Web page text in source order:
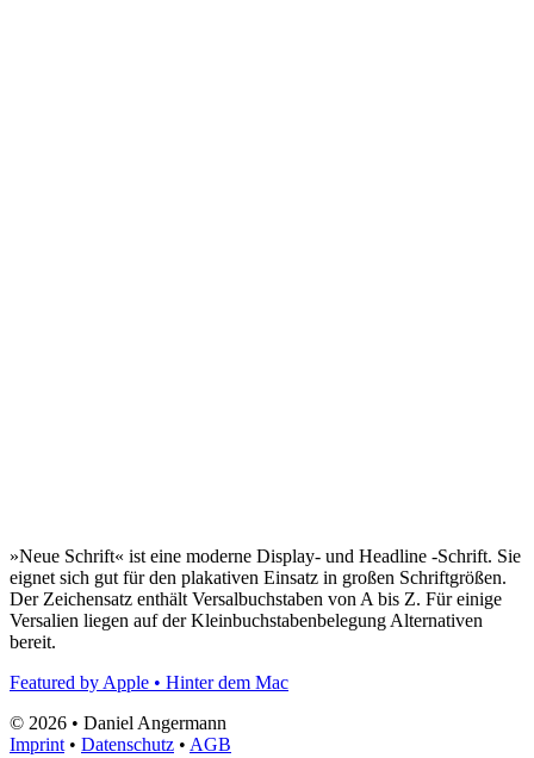
»Neue Schrift« ist eine moderne Display- und Headline -Schrift. Sie
eignet sich gut für den plakativen Einsatz in großen Schriftgrößen.
Der Zeichensatz enthält Versalbuchstaben von A bis Z. Für einige
Versalien liegen auf der Kleinbuchstabenbelegung Alternativen
bereit.
Featured by Apple • Hinter dem Mac
© 2026 • Daniel Angermann
Imprint • Datenschutz • AGB